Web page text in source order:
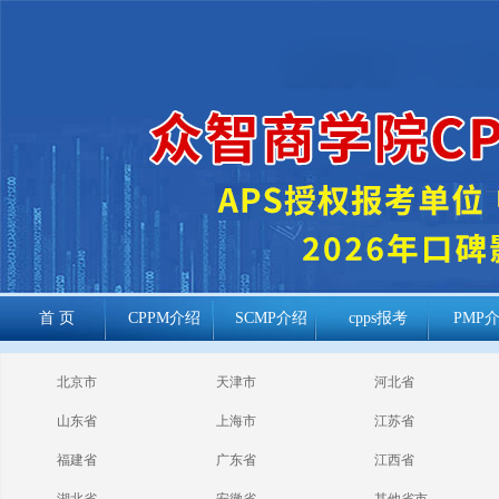
首 页 CPPM介绍 SCMP介绍 cpps报考 PMP
cppm报考常见
问题
北京市 天津市 河北省
山东省 上海市 江苏省
福建省 广东省 江西省